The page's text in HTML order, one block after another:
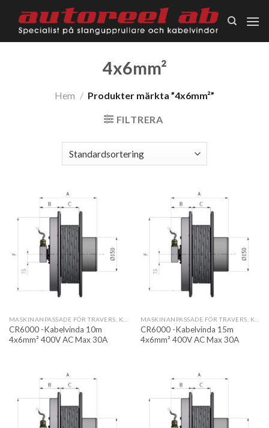
content
4x6mm²
Hem / Produkter märkta ”4x6mm²”
FILTRERA
CR6000 -Kabelvinda 10m
4x6mm² 400V AC Max 30A
CR6000 -Kabelvinda 15m
4x6mm² 400V AC Max 30A